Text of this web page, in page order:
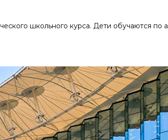
школьного курса. Дети обучаются по